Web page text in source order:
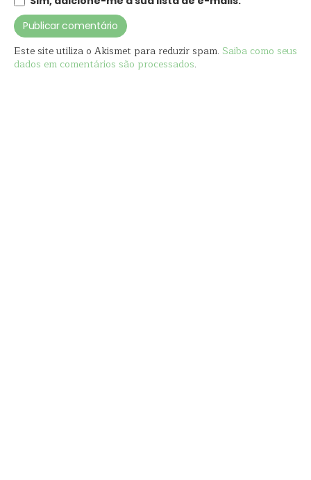
Este site utiliza o Akismet para reduzir spam. Saiba como seus
dados em comentários são processados.